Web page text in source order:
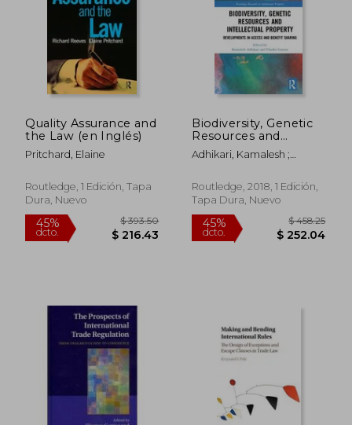
45% $ 323.41 45%
Quality Assurance and
the Law (en Inglés)
Pritchard, Elaine
Routledge, 1 Edición, Tapa
Dura, Nuevo
Biodiversity, Genetic
Resources and
Intellectual Property:
Developments in
Sharing (en Inglés)
Adhikari, Kamalesh ;
Routledge, 2018, 1 Edición,
Tapa Dura, Nuevo